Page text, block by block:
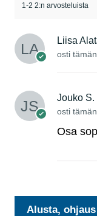
Alusta,
1-2 2:n arvosteluista
Liisa
osti
Jouko S.
osti
Osa